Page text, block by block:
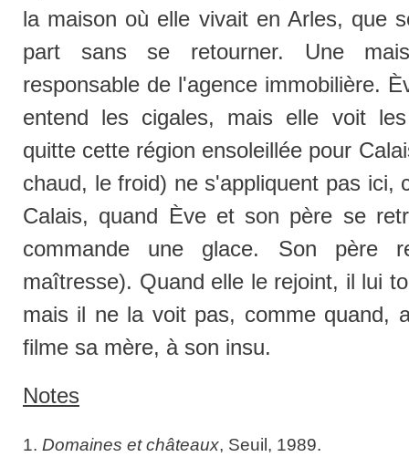
la maison où elle vivait en Arles, que
part sans se retourner. Une
responsable de l'agence immobilière.
entend les cigales, mais elle voit
quitte cette région ensoleillée pour
chaud, le froid) ne s'appliquent pas ici,
Calais, quand Ève et son père se
commande une glace. Son père
maîtresse). Quand elle le rejoint, il lui
mais il ne la voit pas, comme quand,
filme sa mère, à son insu.
Notes
1. Domaines et châteaux, Seuil, 1989.